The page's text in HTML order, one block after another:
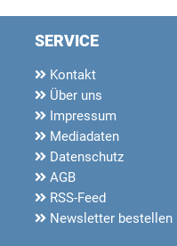
SERVICE
Kontakt
Über uns
Impressum
Mediadaten
Datenschutz
AGB
RSS-Feed
Newsletter bestellen